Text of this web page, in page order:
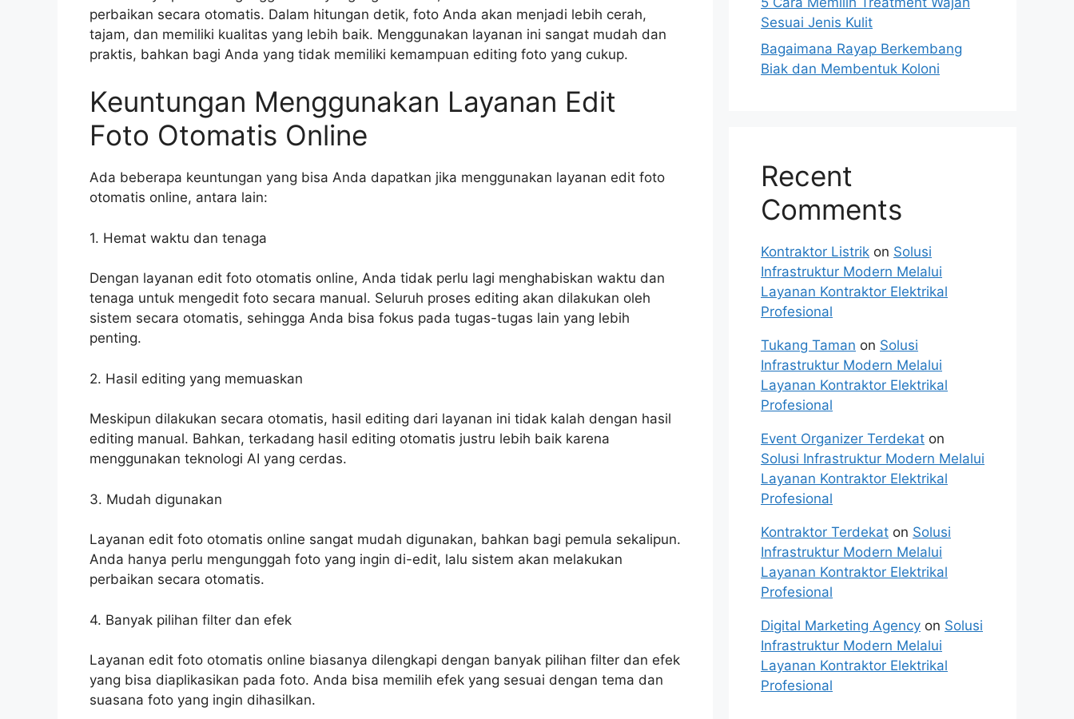
perbaikan secara otomatis. Dalam hitungan detik, foto Anda akan menjadi lebih cerah,
tajam, dan memiliki kualitas yang lebih baik. Menggunakan layanan ini sangat mudah dan
praktis, bahkan bagi Anda yang tidak memiliki kemampuan editing foto yang cukup.
Keuntungan Menggunakan Layanan Edit
Foto Otomatis Online
Ada beberapa keuntungan yang bisa Anda dapatkan jika menggunakan layanan edit foto
otomatis online, antara lain:
1. Hemat waktu dan tenaga
Dengan layanan edit foto otomatis online, Anda tidak perlu lagi menghabiskan waktu dan
tenaga untuk mengedit foto secara manual. Seluruh proses editing akan dilakukan oleh
sistem secara otomatis, sehingga Anda bisa fokus pada tugas-tugas lain yang lebih
penting.
2. Hasil editing yang memuaskan
Meskipun dilakukan secara otomatis, hasil editing dari layanan ini tidak kalah dengan hasil
editing manual. Bahkan, terkadang hasil editing otomatis justru lebih baik karena
menggunakan teknologi AI yang cerdas.
3. Mudah digunakan
Layanan edit foto otomatis online sangat mudah digunakan, bahkan bagi pemula sekalipun.
Anda hanya perlu mengunggah foto yang ingin di-edit, lalu sistem akan melakukan
perbaikan secara otomatis.
4. Banyak pilihan filter dan efek
Layanan edit foto otomatis online biasanya dilengkapi dengan banyak pilihan filter dan efek
yang bisa diaplikasikan pada foto. Anda bisa memilih efek yang sesuai dengan tema dan
suasana foto yang ingin dihasilkan.
Sesuai Jenis Kulit
Bagaimana Rayap Berkembang
Biak dan Membentuk Koloni
Recent
Comments
Kontraktor Listrik on Solusi
Infrastruktur Modern Melalui
Layanan Kontraktor Elektrikal
Profesional
Tukang Taman on Solusi
Infrastruktur Modern Melalui
Layanan Kontraktor Elektrikal
Profesional
Event Organizer Terdekat on
Solusi Infrastruktur Modern Melalui
Layanan Kontraktor Elektrikal
Profesional
Kontraktor Terdekat on Solusi
Infrastruktur Modern Melalui
Layanan Kontraktor Elektrikal
Profesional
Digital Marketing Agency on Solusi
Infrastruktur Modern Melalui
Layanan Kontraktor Elektrikal
Profesional